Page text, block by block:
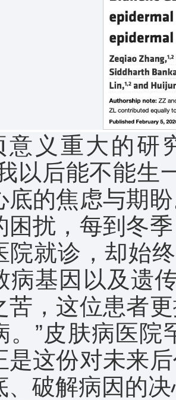
意义重大的研
以后能不能生
底的焦虑与期
困扰，每到冬
院就诊，却始
病基因以及遗
苦，这位患者
。”皮肤病医
是这份对未来
、破解病因的